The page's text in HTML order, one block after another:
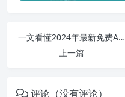
一文看懂2024年最新免费AI工具：从绘画到PPT生成应有尽有，应用抢先分析！
上一篇
评论（没有评论）